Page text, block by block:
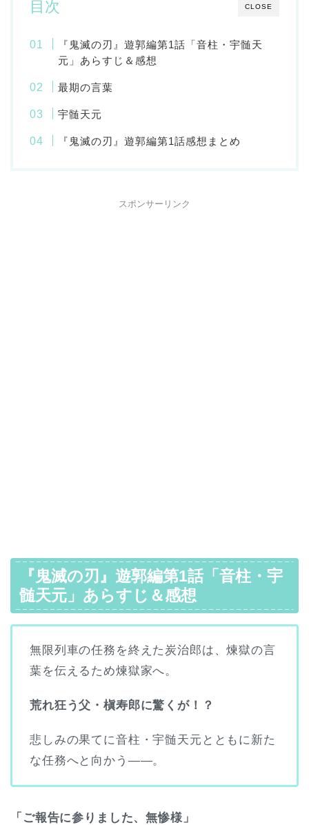
CLOSE
目次
『鬼滅の刃』遊郭編第1話「音柱・宇髄天
元」あらすじ＆感想
最期の言葉
宇髄天元
『鬼滅の刃』遊郭編第1話感想まとめ
スポンサーリンク
『鬼滅の刃』遊郭編第1話「音柱・宇
髄天元」あらすじ＆感想
無限列車の任務を終えた炭治郎は、煉獄の言
葉を伝えるため煉獄家へ。
荒れ狂う父・槇寿郎に驚くが！？
悲しみの果てに音柱・宇髄天元とともに新た
な任務へと向かう――。
「ご報告に参りました、無惨様」